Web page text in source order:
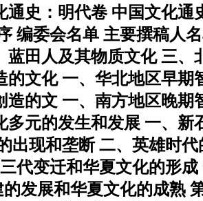
史：明代卷 中国文化
编委会名单 主要撰稿人
田人及其物质文化 三
文化 一、华北地区早
的文 一、南方地区晚
元的发生和发展 一、新
出现和垄断 二、英雄时
代变迁和华夏文化的形
发展和华夏文化的成熟